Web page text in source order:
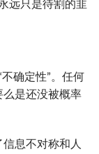
远只是待割的韭
确定性”。任何
么是还没被概率
信息不对称和人